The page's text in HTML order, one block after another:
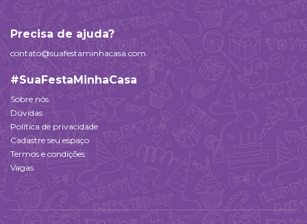
Precisa de ajuda?
contato@suafestaminhacasa.com
#SuaFestaMinhaCasa
Sobre nós
Dúvidas
Política de privacidade
Cadastre seu espaço
Termos e condições
Vagas